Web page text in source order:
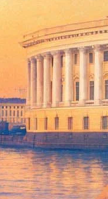
в полдень на главной
народа и